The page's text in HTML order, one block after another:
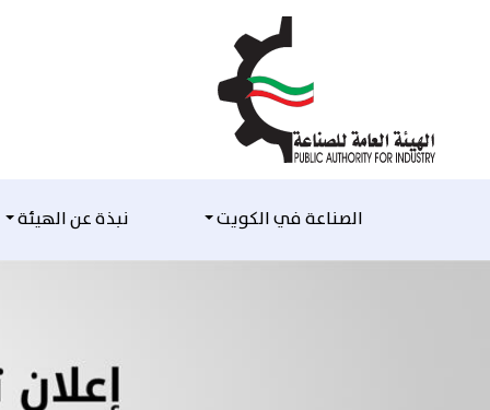
الصناعة في الكويت نبذة عن الهيئة